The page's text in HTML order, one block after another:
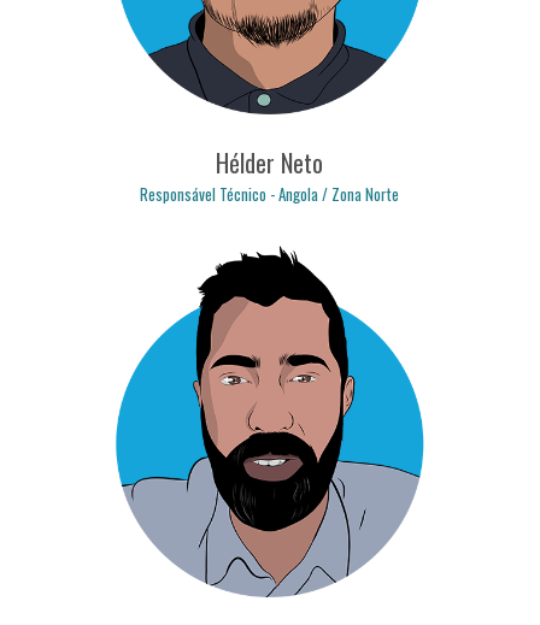
helder.neto@logicpulse.com
Hélder Neto
Responsável Técnico - Angola / Zona Norte